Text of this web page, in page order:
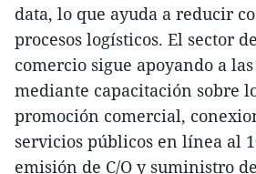
data, lo que ayuda a reducir
procesos logísticos. El sector
comercio sigue apoyando a
mediante capacitación sobre
promoción comercial,
servicios públicos en línea al
emisión de C/O y suministro